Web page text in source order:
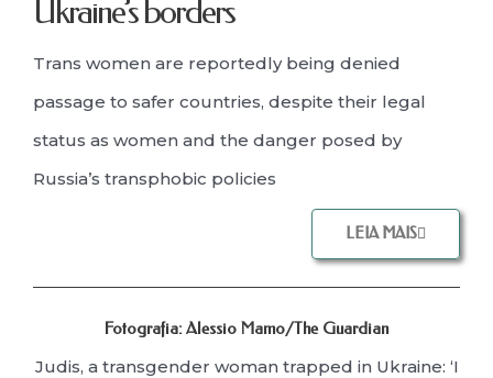
Ukraine’s borders
Trans women are reportedly being denied
passage to safer countries, despite their legal
status as women and the danger posed by
Russia’s transphobic policies
LEIA MAIS
Fotografia: Alessio Mamo/The Guardian
Judis, a transgender woman trapped in Ukraine: ‘I